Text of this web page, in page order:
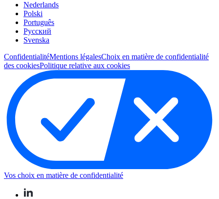
Nederlands
Polski
Português
Pусский
Svenska
ConfidentialitéMentions légalesChoix en matière de confidentialité
des cookiesPolitique relative aux cookies
Vos choix en matière de confidentialité